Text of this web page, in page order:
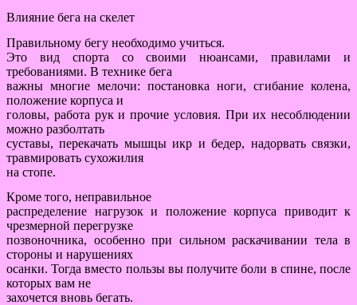
Влияние бега на скелет
Правильному бегу необходимо учиться.
Это вид спорта со своими нюансами, правилами и
требованиями. В технике бега
важны многие мелочи: постановка ноги, сгибание колена,
положение корпуса и
головы, работа рук и прочие условия. При их несоблюдении
можно разболтать
суставы, перекачать мышцы икр и бедер, надорвать связки,
травмировать сухожилия
на стопе.
Кроме того, неправильное
распределение нагрузок и положение корпуса приводит к
чрезмерной перегрузке
позвоночника, особенно при сильном раскачивании тела в
стороны и нарушениях
осанки. Тогда вместо пользы вы получите боли в спине, после
которых вам не
захочется вновь бегать.